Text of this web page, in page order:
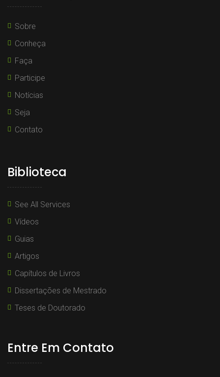
Sobre
Conheça
Faça
Participe
Notícias
Seja
Contato
Biblioteca
See All Services
Vídeos
Guias
Artigos
Capítulos de Livros
Dissertações de Mestrado
Teses de Doutorado
Entre Em Contato